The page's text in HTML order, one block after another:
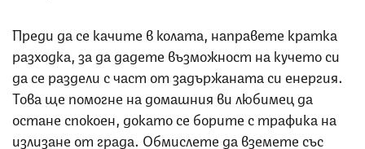
Преди да се качите в колата, направете кратка
разходка, за да дадете възможност на кучето си
да се раздели с част от задържаната си енергия.
Това ще помогне на домашния ви любимец да
остане спокоен, докато се борите с трафика на
излизане от града. Обмислете да вземете със